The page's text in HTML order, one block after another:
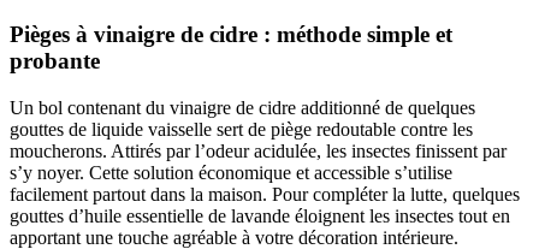
Pièges à vinaigre de cidre : méthode simple et
probante
Un bol contenant du vinaigre de cidre additionné de quelques
gouttes de liquide vaisselle sert de piège redoutable contre les
moucherons. Attirés par l’odeur acidulée, les insectes finissent par
s’y noyer. Cette solution économique et accessible s’utilise
facilement partout dans la maison. Pour compléter la lutte, quelques
gouttes d’huile essentielle de lavande éloignent les insectes tout en
apportant une touche agréable à votre décoration intérieure.